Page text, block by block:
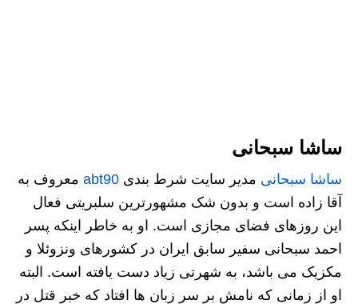
ساشا سبحانی
ساشا سبحانی مدیر سایت شرط بندی abt90 معروف به
آقا زاده است و بدون شک مشهورترین سلبریتی فعال
این روزهای فضای مجازی است. او به خاطر اینکه پسر
احمد سبحانی سفیر سابق ایران در کشورهای ونزوئلا و
مکزیک می باشد، به شهرتی زیاد دست یافته است. البته
او از زمانی که نامش بر سر زبان ها افتاد که خبر قتل در